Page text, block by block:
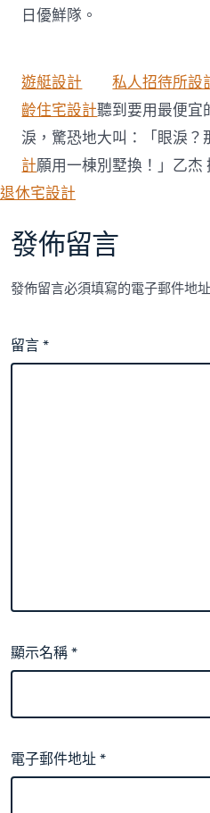
日優鮮隊。
遊艇設計 私人招待所設
齡住宅設計聽到要用最便宜
淚，驚恐地大叫：「眼淚？
計願用一棟別墅換！」乙杰
退休宅設計
發佈留言
發佈留言必須填寫的電子郵件地
留言*
顯示名稱*
電子郵件地址*